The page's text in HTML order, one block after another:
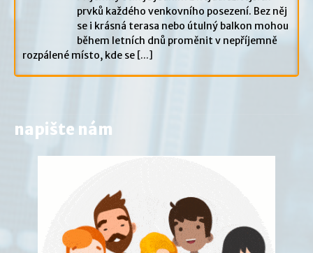
prvků každého venkovního posezení. Bez něj
se i krásná terasa nebo útulný balkon mohou
během letních dnů proměnit v nepříjemně
rozpálené místo, kde se [...]
napište nám